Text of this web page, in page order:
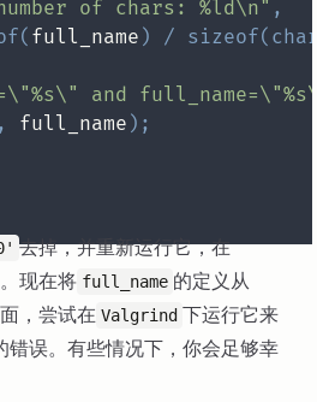
of chars: %ld\n" ,
( full_name ) / sizeof(
and
, full_name ) ;
去掉，并重新运行它，在
现在将 full_name 的定义从
，尝试在 Valgrind 下运行它来
错误。有些情况下，你会足够幸